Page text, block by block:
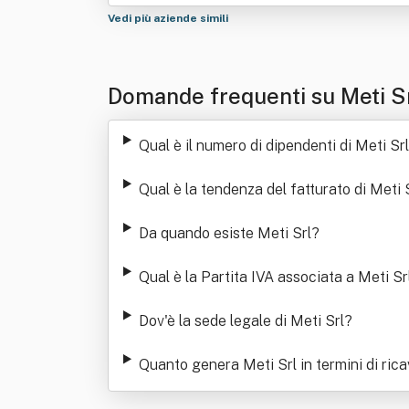
Vedi più aziende simili
Domande frequenti su Meti
Qual è il numero di dipendenti di Meti Srl
Qual è la tendenza del fatturato di Meti
Da quando esiste Meti Srl?
Qual è la Partita IVA associata a Meti
Dov'è la sede legale di Meti Srl?
Quanto genera Meti Srl in termini di